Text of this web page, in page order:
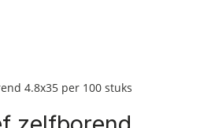
4.8x35 per 100 stuks